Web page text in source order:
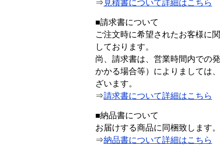
⇒ 見積書について詳細はこちら
■請求書について
ご注文時に希望されたお客様に
しております。
尚、請求書は、営業時間内での
かかる場合等）によりましては
ざいます。
⇒請求書について詳細はこちら
■納品書について
お届けする商品に同梱致します。
⇒納品書について詳細はこちら